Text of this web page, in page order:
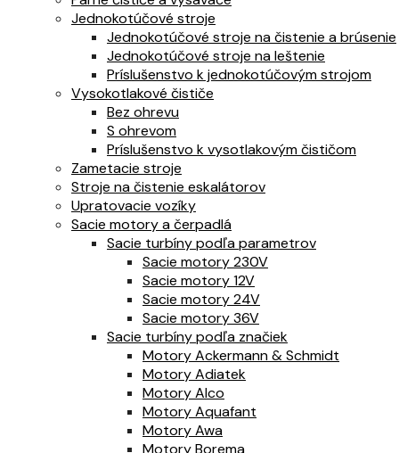
Jednokotúčové stroje
Jednokotúčové stroje na čistenie a brúsenie
Jednokotúčové stroje na leštenie
Príslušenstvo k jednokotúčovým strojom
Vysokotlakové čističe
Bez ohrevu
S ohrevom
Príslušenstvo k vysotlakovým čističom
Zametacie stroje
Stroje na čistenie eskalátorov
Upratovacie vozíky
Sacie motory a čerpadlá
Sacie turbíny podľa parametrov
Sacie motory 230V
Sacie motory 12V
Sacie motory 24V
Sacie motory 36V
Sacie turbíny podľa značiek
Motory Ackermann & Schmidt
Motory Adiatek
Motory Alco
Motory Aquafant
Motory Awa
Motory Borema